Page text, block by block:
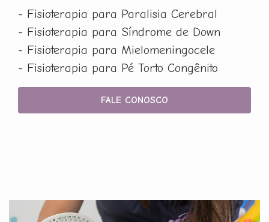
- Fisioterapia para Paralisia Cerebral
- Fisioterapia para Síndrome de Down
- Fisioterapia para Mielomeningocele
- Fisioterapia para Pé Torto Congênito
FALE CONOSCO